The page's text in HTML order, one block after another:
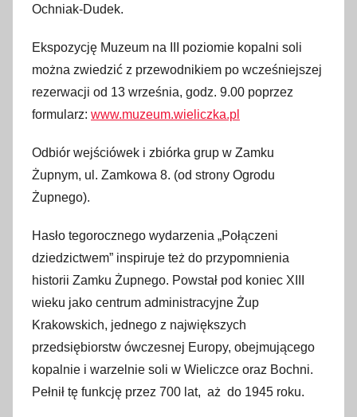
Ochniak-Dudek.
Ekspozycję Muzeum na III poziomie kopalni soli
można zwiedzić z przewodnikiem po wcześniejszej
rezerwacji od 13 września, godz. 9.00 poprzez
formularz: www.muzeum.wieliczka.pl
Odbiór wejściówek i zbiórka grup w Zamku
Żupnym, ul. Zamkowa 8. (od strony Ogrodu
Żupnego).
Hasło tegorocznego wydarzenia „Połączeni
dziedzictwem” inspiruje też do przypomnienia
historii Zamku Żupnego. Powstał pod koniec XIII
wieku jako centrum administracyjne Żup
Krakowskich, jednego z największych
przedsiębiorstw ówczesnej Europy, obejmującego
kopalnie i warzelnie soli w Wieliczce oraz Bochni.
Pełnił tę funkcję przez 700 lat, aż do 1945 roku.